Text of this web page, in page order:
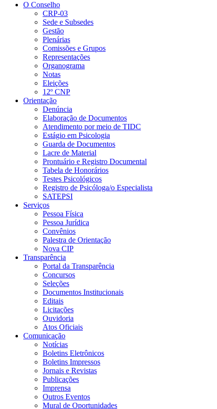
O Conselho
CRP-03
Sede e Subsedes
Gestão
Plenárias
Comissões e Grupos
Representações
Organograma
Notas
Eleições
12º CNP
Orientação
Denúncia
Elaboração de Documentos
Atendimento por meio de TIDC
Estágio em Psicologia
Guarda de Documentos
Lacre de Material
Prontuário e Registro Documental
Tabela de Honorários
Testes Psicológicos
Registro de Psicóloga/o Especialista
SATEPSI
Serviços
Pessoa Física
Pessoa Jurídica
Convênios
Palestra de Orientação
Nova CIP
Transparência
Portal da Transparência
Concursos
Seleções
Documentos Institucionais
Editais
Licitações
Ouvidoria
Atos Oficiais
Comunicação
Notícias
Boletins Eletrônicos
Boletins Impressos
Jornais e Revistas
Publicações
Imprensa
Outros Eventos
Mural de Oportunidades